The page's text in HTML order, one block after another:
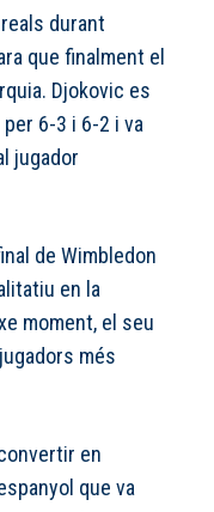
durant
que finalment el
Djokovic es
6-3 i 6-2 i va
jugador
de Wimbledon
en la
moment, el seu
més
en
que va